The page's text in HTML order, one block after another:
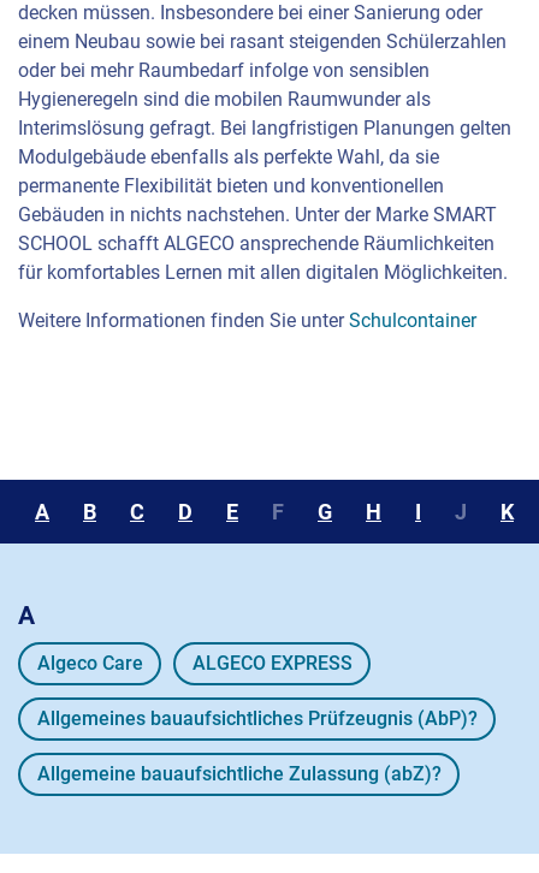
decken müssen. Insbesondere bei einer Sanierung oder
einem Neubau sowie bei rasant steigenden Schülerzahlen
oder bei mehr Raumbedarf infolge von sensiblen
Hygieneregeln sind die mobilen Raumwunder als
Interimslösung gefragt. Bei langfristigen Planungen gelten
Modulgebäude ebenfalls als perfekte Wahl, da sie
permanente Flexibilität bieten und konventionellen
Gebäuden in nichts nachstehen. Unter der Marke SMART
SCHOOL schafft ALGECO ansprechende Räumlichkeiten
für komfortables Lernen mit allen digitalen Möglichkeiten.
Weitere Informationen finden Sie unterSchulcontainer
A B C D E F G H I J K
A
Algeco Care ALGECO EXPRESS
Allgemeines bauaufsichtliches Prüfzeugnis (AbP)?
Allgemeine bauaufsichtliche Zulassung (abZ)?